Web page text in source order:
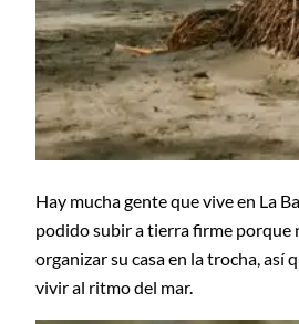
Hay mucha gente que vive en La
podido subir a tierra firme porque
organizar su casa en la trocha, así
vivir al ritmo del mar.